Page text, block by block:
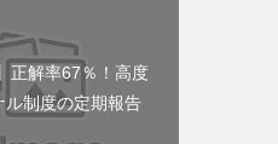
正解率67％！高度
ル制度の定期報告